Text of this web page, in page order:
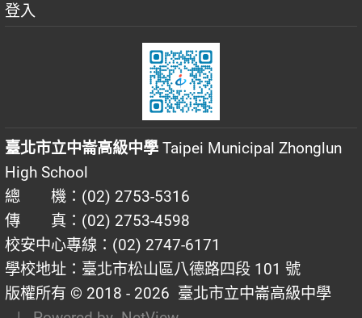
登入
臺北市立中崙高級中學 Taipei Municipal Zhonglun
High School
總 機：(02) 2753-5316
傳 真：(02) 2753-4598
校安中心專線：(02) 2747-6171
學校地址：臺北市松山區八德路四段 101 號
版權所有 © 2018 - 2026 臺北市立中崙高級中學